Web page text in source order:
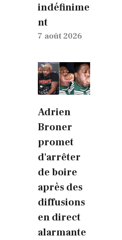
indéfinime
nt
7 août 2026
Adrien
Broner
promet
d'arrêter
de boire
après des
diffusions
en direct
alarmante